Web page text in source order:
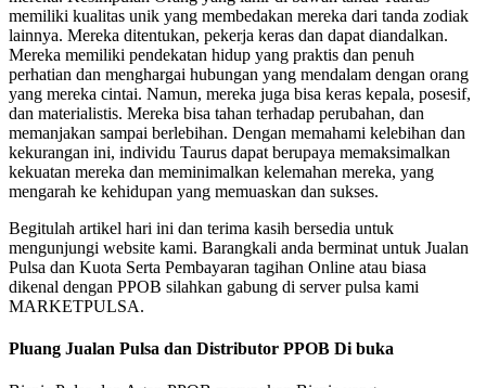
memiliki kualitas unik yang membedakan mereka dari tanda zodiak
lainnya. Mereka ditentukan, pekerja keras dan dapat diandalkan.
Mereka memiliki pendekatan hidup yang praktis dan penuh
perhatian dan menghargai hubungan yang mendalam dengan orang
yang mereka cintai. Namun, mereka juga bisa keras kepala, posesif,
dan materialistis. Mereka bisa tahan terhadap perubahan, dan
memanjakan sampai berlebihan. Dengan memahami kelebihan dan
kekurangan ini, individu Taurus dapat berupaya memaksimalkan
kekuatan mereka dan meminimalkan kelemahan mereka, yang
mengarah ke kehidupan yang memuaskan dan sukses.
Begitulah artikel hari ini dan terima kasih bersedia untuk
mengunjungi website kami. Barangkali anda berminat untuk Jualan
Pulsa dan Kuota Serta Pembayaran tagihan Online atau biasa
dikenal dengan PPOB silahkan gabung di server pulsa kami
MARKETPULSA.
Pluang Jualan Pulsa dan Distributor PPOB Di buka